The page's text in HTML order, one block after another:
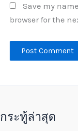
Save my
browser for the
กระทู้ล่าสุด